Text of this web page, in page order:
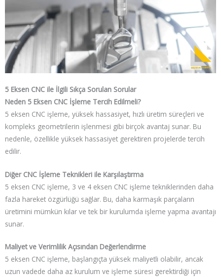
5 Eksen CNC ile İlgili Sıkça Sorulan Sorular
Neden 5 Eksen CNC İşleme Tercih Edilmeli?
5 eksen CNC işleme, yüksek hassasiyet, hızlı üretim süreçleri ve
kompleks geometrilerin işlenmesi gibi birçok avantaj sunar. Bu
nedenle, özellikle yüksek hassasiyet gerektiren projelerde tercih
edilir.
Diğer CNC İşleme Teknikleri ile Karşılaştırma
5 eksen CNC işleme, 3 ve 4 eksen CNC işleme tekniklerinden daha
fazla hareket özgürlüğü sağlar. Bu, daha karmaşık parçaların
üretimini mümkün kılar ve tek bir kurulumda işleme yapma avantajı
sunar.
Maliyet ve Verimlilik Açısından Değerlendirme
5 eksen CNC işleme, başlangıçta yüksek maliyetli olabilir, ancak
uzun vadede daha az kurulum ve işleme süresi gerektirdiği için